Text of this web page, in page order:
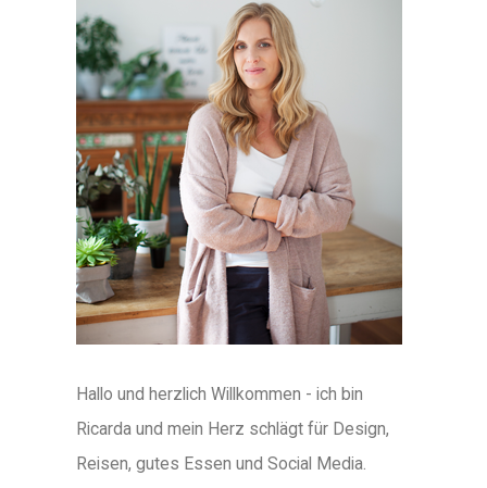
Hallo und herzlich Willkommen - ich bin
Ricarda und mein Herz schlägt für Design,
Reisen, gutes Essen und Social Media.